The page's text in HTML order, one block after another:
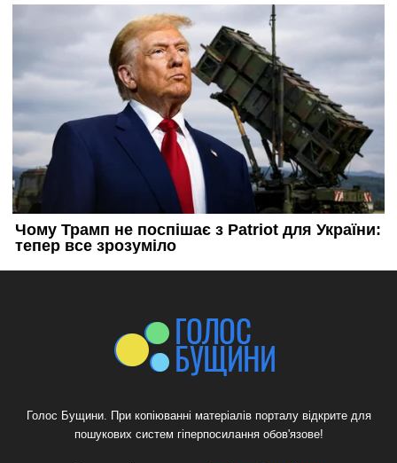
Голос Бущини. При копіюванні матеріалів порталу відкрите для
пошукових систем гіперпосилання обов'язове!